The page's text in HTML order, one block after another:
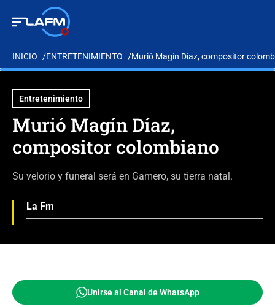
INICIO ENTRETENIMIENTO Murió Magín Díaz, compositor
Entretenimiento
Murió Magín Díaz,
compositor colombiano
Su velorio y funeral será en Gamero, su tierra natal.
La Fm
Unirse al Canal de WhatsApp